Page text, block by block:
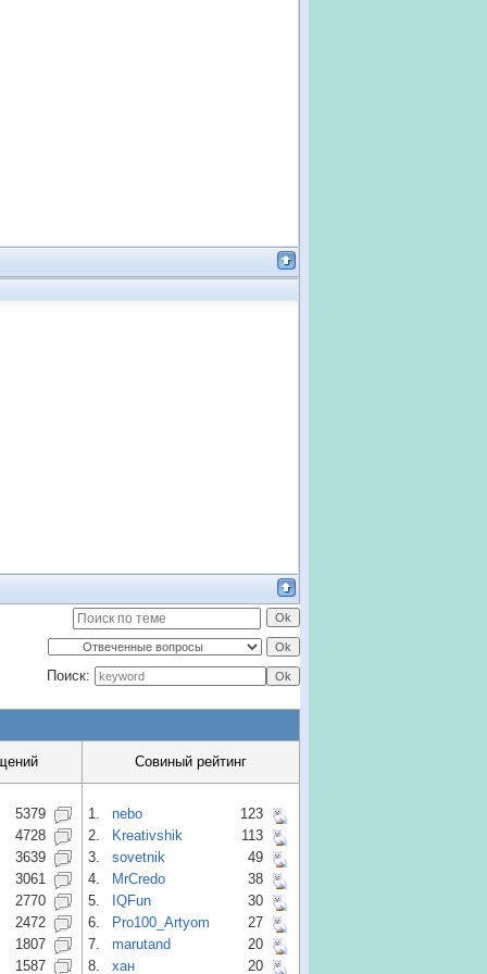
Поиск:
Совиный рейтинг
5379
4728
3639
3061
2770
2472
1807
1587
1. nebo
123
2.
Kreativshik
113
3.
sovetnik
49
4.
MrCredo
38
5.
IQFun
30
6.
Pro100_Artyom
27
7.
marutand
20
8.
хан 20